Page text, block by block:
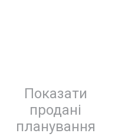
Показати
продані
планування